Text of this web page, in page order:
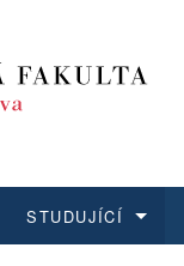
STUDUJÍCÍ